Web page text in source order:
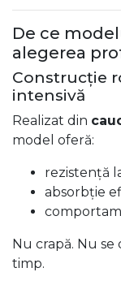
De ce
alegerea
Construcție
intensivă
Realizat din
model oferă:
rezistență
absorbție
Nu crapă. Nu
timp.